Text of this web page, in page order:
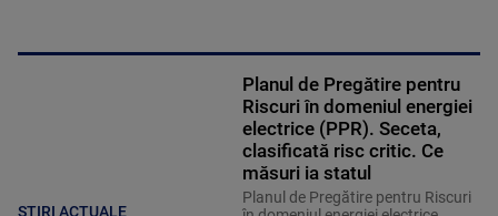
ȘTIRI ACTUALE
Planul de Pregătire pentru
Riscuri în domeniul energiei
electrice (PPR). Seceta,
clasificată risc critic. Ce
măsuri ia statul
Planul de Pregătire pentru Riscuri